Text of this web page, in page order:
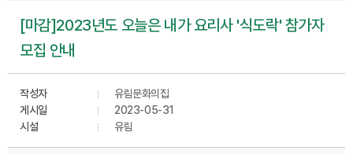
[마감]2023년도 오늘은 내가 요리사 '식도락' 참가자
모집 안내
작성자
유림문화의집
게시일
2023-05-31
시설
유림